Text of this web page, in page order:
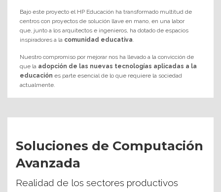
Bajo este proyecto el HP Educación ha transformado multitud de
centros con proyectos de solución llave en mano, en una labor
que, junto a los arquitectos e ingenieros, ha dotado de espacios
inspiradores a la comunidad educativa.
Nuestro compromiso por mejorar nos ha llevado a la convicción de
que la adopción de las nuevas tecnologías aplicadas a la
educación es parte esencial de lo que requiere la sociedad
actualmente.
Soluciones de Computación
Avanzada
Realidad de los sectores productivos